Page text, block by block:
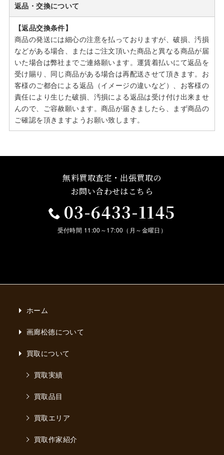
返品・交換について
【返品交換条件】
商品の発送には細心の注意を払っておりますが、破損、汚損
などがある場合、またはご注文頂いた商品と異なる商品が届
いた場合は弊社までご連絡願います。運賃着払いにて返品を
受け賜り、同じ商品がある場合は再配送させて頂きます。お
客様のご都合による返品（イメージの違いなど）、お客様の
責任により生じた破損、汚損による返品は受け付け出来ませ
んので、ご容赦願います。商品が届きましたら、まず商品の
ご確認を頂きますようお願い致します。
無料買取査定・出張買取の
お問い合わせはこちら
03-6433-1145
受付時間 11:00～17:00（月～金曜日）
ホーム
画廊松德について
買取について
買取実績
買取品目
買取エリア
買取作家紹介